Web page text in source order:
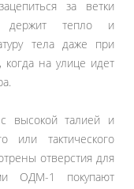
за ветки
держит тепло и
тела даже при
когда на улице идет
высокой талией и
тактического
отверстия для
ОДМ-1 покупают